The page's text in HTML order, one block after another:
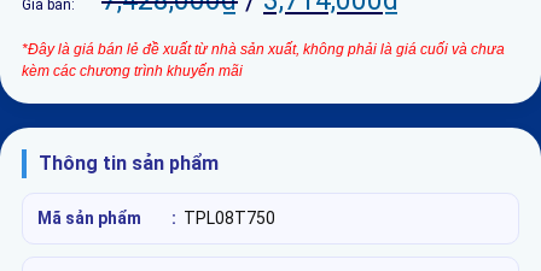
Giá bán:
*Đây là giá bán lẻ đề xuất từ nhà sản xuất, không phải là giá cuối và chưa
kèm các chương trình khuyến mãi
Thông tin sản phẩm
Mã sản phẩm : TPL08T750